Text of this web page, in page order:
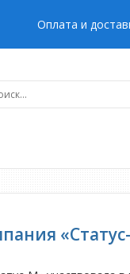
Оплата и